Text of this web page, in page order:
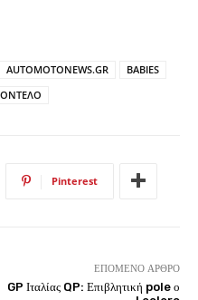
AUTOMOTONEWS.GR
BABIES
Pinterest
ΕΠΌΜΕΝΟ ΆΡΘΡΟ
GP Ιταλίας QP: Επιβλητική pole ο